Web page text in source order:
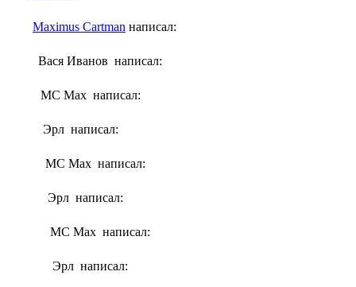
Maximus Cartman написал:
Вася Иванов написал:
MC Max написал:
Эрл написал:
MC Max написал:
Эрл написал:
MC Max написал:
Эрл написал: